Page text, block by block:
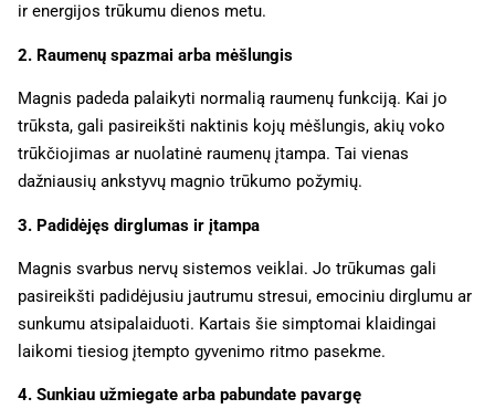
ir energijos trūkumu dienos metu.
2. Raumenų spazmai arba mėšlungis
Magnis padeda palaikyti normalią raumenų funkciją. Kai jo
trūksta, gali pasireikšti naktinis kojų mėšlungis, akių voko
trūkčiojimas ar nuolatinė raumenų įtampa. Tai vienas
dažniausių ankstyvų magnio trūkumo požymių.
3. Padidėjęs dirglumas ir įtampa
Magnis svarbus nervų sistemos veiklai. Jo trūkumas gali
pasireikšti padidėjusiu jautrumu stresui, emociniu dirglumu ar
sunkumu atsipalaiduoti. Kartais šie simptomai klaidingai
laikomi tiesiog įtempto gyvenimo ritmo pasekme.
4. Sunkiau užmiegate arba pabundate pavargę